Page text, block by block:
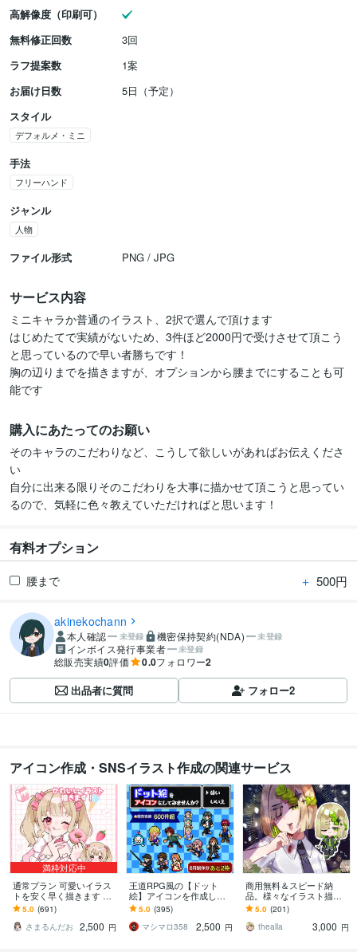
高解像度（印刷可）
無料修正回数
3回
ラフ提案数
1案
お届け日数
5日（予定）
スタイル
デフォルメ・ミニ
手法
フリーハンド
ジャンル
人物
ファイル形式 PNG / JPG
サービス内容
ミニキャラか普通のイラスト、2択で選んで頂けます
はじめたてで実績がないため、3件ほど2000円で受けさせて頂こう
と思っているので早い者勝ちです！
胸の辺りまでを描きますが、オプションから腰までにすることも可
購入にあたってのお願い
そのキャラのこだわりなど、こうして欲しいがあればお伝えくださ
い
自分に出来る限りそのこだわりを大事に描かせて頂こうと思ってい
るので、気軽に色々教えていただければと思います！
有料オプション
腰まで ＋ 500円
akinekochann
本人確認 未登録 機密保持契約(NDA) 未登録
インボイス発行事業者 未登録
総販売実績0評価 0.0フォロワー2
出品者に質問 フォロー2
アイコン作成・SNSイラスト作成の関連サービス
満枠対応中
通常プラン 可愛いイラス
トを安く早く描きます 歌
ってみた、グッズなど…
用途に合わせた貴方だけ
のイラストを！
5.0 (691)
さまるんだお
2,500 円
王道RPG風の【ドット
絵】アイコンを作成しま
す Twitch・配信にも！動
くGIFアニメ制作可/商用O
K
5.0 (395)
マシマロ358
2,500 円
商用無料＆スピード納
品。様々なイラスト描き
ます 様々な活動で使用す
るイラストが必要な方
へ。
5.0 (201)
thealla
3,000 円